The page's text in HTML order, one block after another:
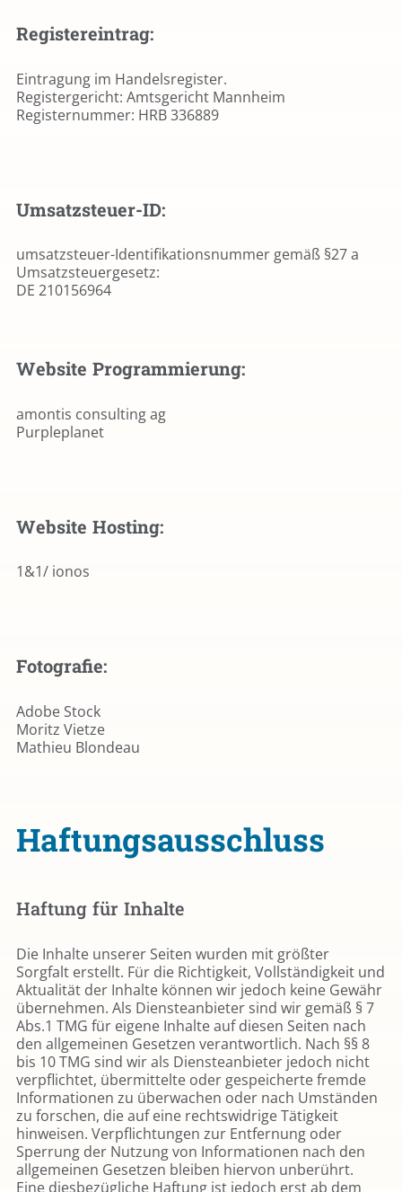
Registereintrag:
Eintragung im Handelsregister.
Registergericht: Amtsgericht Mannheim
Registernummer: HRB 336889
Umsatzsteuer-ID:
umsatzsteuer-Identifikationsnummer gemäß §27 a
Umsatzsteuergesetz:
DE 210156964
Website Programmierung:
amontis consulting ag
Purpleplanet
Website Hosting:
1&1/ ionos
Fotografie:
Adobe Stock
Moritz Vietze
Mathieu Blondeau
Haftungsausschluss
Haftung für Inhalte
Die Inhalte unserer Seiten wurden mit größter
Sorgfalt erstellt. Für die Richtigkeit, Vollständigkeit und
Aktualität der Inhalte können wir jedoch keine Gewähr
übernehmen. Als Diensteanbieter sind wir gemäß § 7
Abs.1 TMG für eigene Inhalte auf diesen Seiten nach
den allgemeinen Gesetzen verantwortlich. Nach §§ 8
bis 10 TMG sind wir als Diensteanbieter jedoch nicht
verpflichtet, übermittelte oder gespeicherte fremde
Informationen zu überwachen oder nach Umständen
zu forschen, die auf eine rechtswidrige Tätigkeit
hinweisen. Verpflichtungen zur Entfernung oder
Sperrung der Nutzung von Informationen nach den
allgemeinen Gesetzen bleiben hiervon unberührt.
Eine diesbezügliche Haftung ist jedoch erst ab dem